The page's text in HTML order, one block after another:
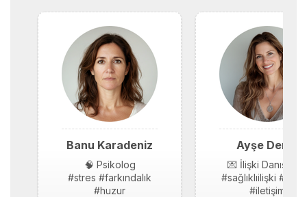
Banu Karadeniz
🧠 Psikolog
#stres #farkındalık
#huzur
Ayşe Demir
💌 İlişki Danışmanı
#sağlıklıilişki
#iletişim